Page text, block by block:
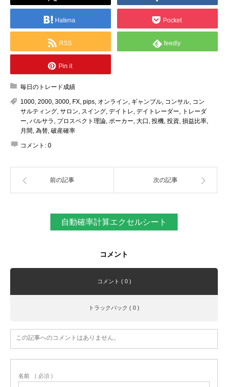
Hatena Pocket
RSS feedly
Pin it
毎日のトレード成績
1000 2000 3000 FX pips オンライン ギャンブル コンサル コン
サルティング サロン スイング デイトレ デイトレーダー
トレーダ
ー バルサラ プロスペクト理論 ポーカー 大口 投機 投資 損益比率
月間 為替 破産確率
コメント: 0
前の記事 次の記事
自動確率計算エクセルシート
コメント
コメント ( 0 )
トラックバック ( 0 )
この記事へのコメントはありません。
名前 ( 必須 )